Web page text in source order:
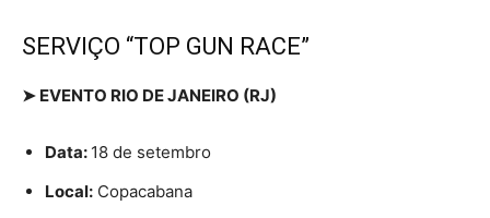
SERVIÇO “TOP GUN RACE”
➤ EVENTO RIO DE JANEIRO (RJ)
Data: 18 de setembro
Local: Copacabana